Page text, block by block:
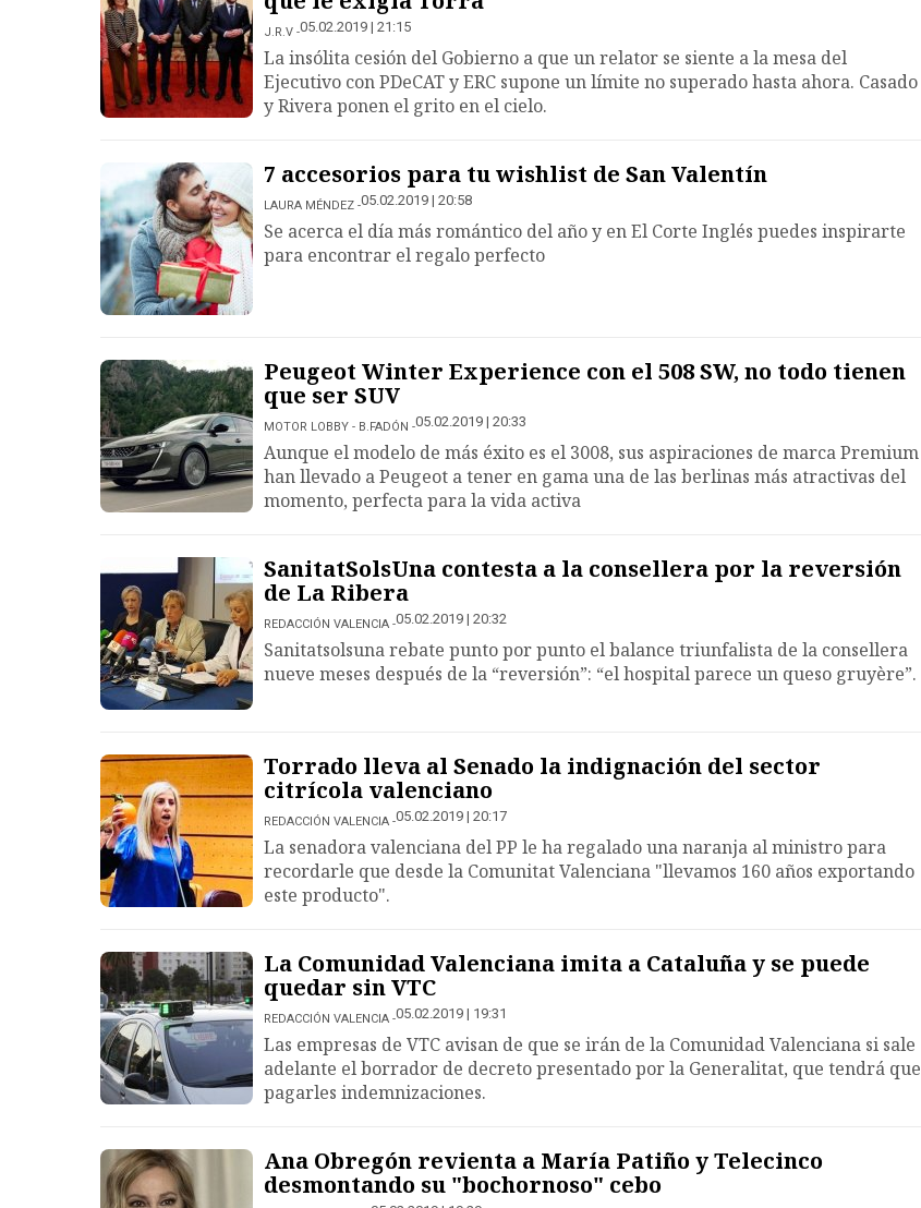
J.R.V 05.02.2019 | 21:15
La insólita cesión del Gobierno a que un relator se siente a la mesa del
Ejecutivo con PDeCAT y ERC supone un límite no superado hasta ahora. Casado
y Rivera ponen el grito en el cielo.
7 accesorios para tu wishlist de San Valentín
LAURA MÉNDEZ 05.02.2019 | 20:58
Se acerca el día más romántico del año y en El Corte Inglés puedes inspirarte
para encontrar el regalo perfecto
Peugeot Winter Experience con el 508 SW, no todo tienen
que ser SUV
MOTOR LOBBY - B.FADÓN 05.02.2019 | 20:33
Aunque el modelo de más éxito es el 3008, sus aspiraciones de marca Premium
han llevado a Peugeot a tener en gama una de las berlinas más atractivas del
momento, perfecta para la vida activa
SanitatSolsUna contesta a la consellera por la reversión
de La Ribera
REDACCIÓN VALENCIA 05.02.2019 | 20:32
Sanitatsolsuna rebate punto por punto el balance triunfalista de la consellera
nueve meses después de la “reversión”: “el hospital parece un queso gruyère”.
Torrado lleva al Senado la indignación del sector
citrícola valenciano
REDACCIÓN VALENCIA 05.02.2019 | 20:17
La senadora valenciana del PP le ha regalado una naranja al ministro para
recordarle que desde la Comunitat Valenciana "llevamos 160 años exportando
este producto".
La Comunidad Valenciana imita a Cataluña y se puede
quedar sin VTC
REDACCIÓN VALENCIA 05.02.2019 | 19:31
Las empresas de VTC avisan de que se irán de la Comunidad Valenciana si sale
adelante el borrador de decreto presentado por la Generalitat, que tendrá que
pagarles indemnizaciones.
Ana Obregón revienta a María Patiño y Telecinco
desmontando su "bochornoso" cebo